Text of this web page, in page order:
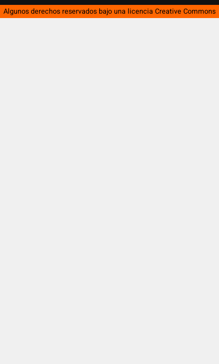
Algunos derechos reservados bajo una licencia Creative Commons